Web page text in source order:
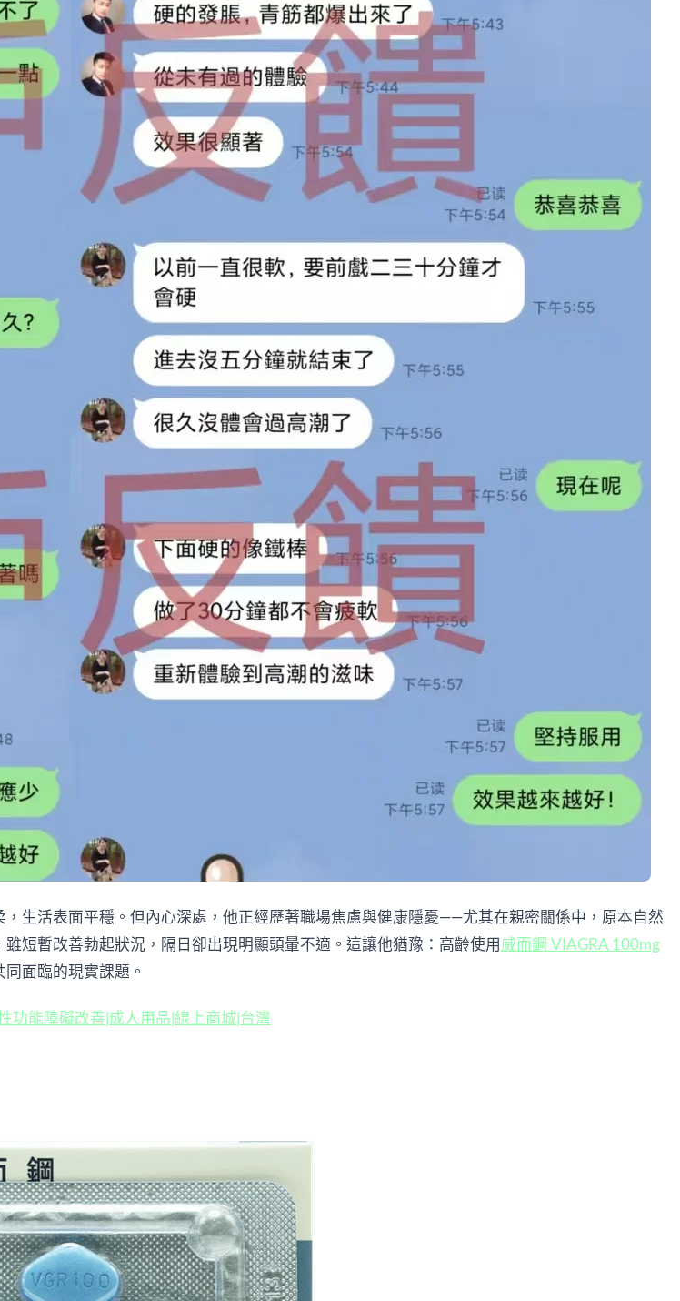
生活表面平穩。但內心深處，他正經歷著職場焦慮與健康隱憂——尤其在親密關係中，原本自然
短暫改善勃起狀況，隔日卻出現明顯頭暈不適。這讓他猶豫：高齡使用 威而鋼 VIAGRA 100mg
面臨的現實課題。
功能障礙改善|成人用品|線上商城|台灣